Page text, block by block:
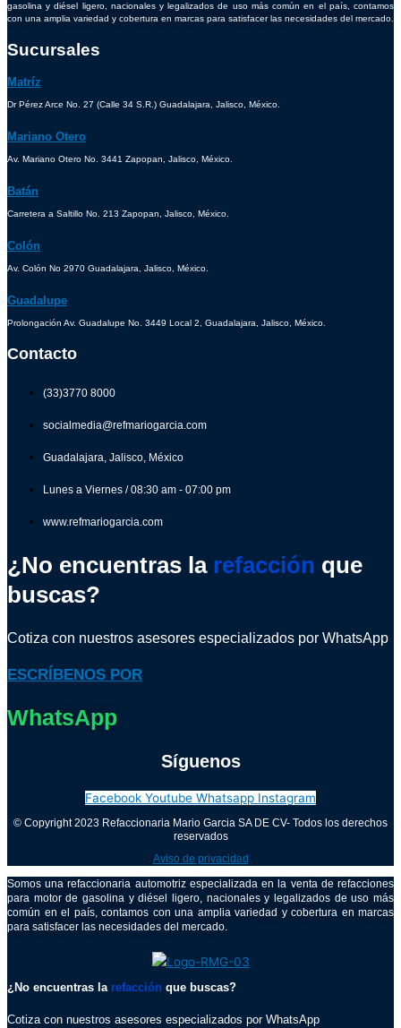
gasolina y diésel ligero, nacionales y legalizados de uso más común en el país, contamos
con una amplia variedad y cobertura en marcas para satisfacer las necesidades del mercado.
Sucursales
Matríz
Dr Pérez Arce No. 27 (Calle 34 S.R.) Guadalajara, Jalisco, México.
Mariano Otero
Av. Mariano Otero No. 3441 Zapopan, Jalisco, México.
Batán
Carretera a Saltillo No. 213 Zapopan, Jalisco, México.
Colón
Av. Colón No 2970 Guadalajara, Jalisco, México.
Guadalupe
Prolongación Av. Guadalupe No. 3449 Local 2, Guadalajara, Jalisco, México.
Contacto
(33)3770 8000
socialmedia@refmariogarcia.com
Guadalajara, Jalisco, México
Lunes a Viernes / 08:30 am - 07:00 pm
www.refmariogarcia.com
¿No encuentras la refacción que
buscas?
Cotiza con nuestros asesores especializados por WhatsApp
ESCRÍBENOS POR
WhatsApp
Síguenos
Facebook Youtube Whatsapp Instagram
© Copyright 2023 Refaccionaria Mario Garcia SA DE CV- Todos los derechos
reservados
Aviso de privacidad
Somos una refaccionaria automotriz especializada en la venta de refacciones
para motor de gasolina y diésel ligero, nacionales y legalizados de uso más
común en el país, contamos con una amplia variedad y cobertura en marcas
para satisfacer las necesidades del mercado.
¿No encuentras la refacción que buscas?
Cotiza con nuestros asesores especializados por WhatsApp